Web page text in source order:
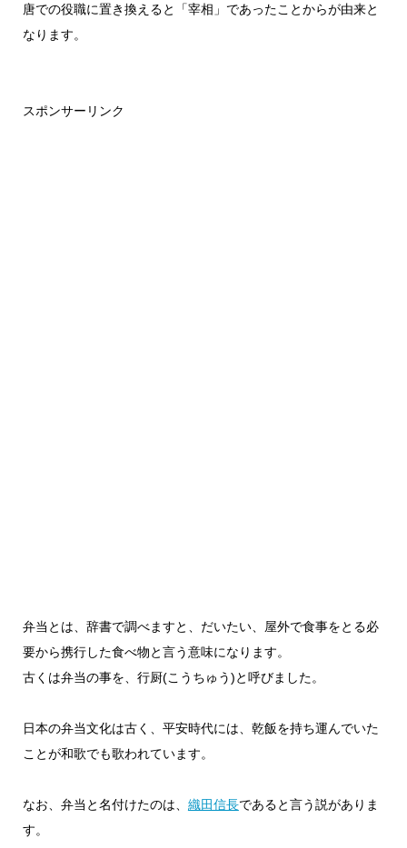
唐での役職に置き換えると「宰相」であったことからが由来と
なります。
スポンサーリンク
弁当とは、辞書で調べますと、だいたい、屋外で食事をとる必
要から携行した食べ物と言う意味になります。
古くは弁当の事を、行厨(こうちゅう)と呼びました。
日本の弁当文化は古く、平安時代には、乾飯を持ち運んでいた
ことが和歌でも歌われています。
なお、弁当と名付けたのは、 織田信長であると言う説がありま
す。